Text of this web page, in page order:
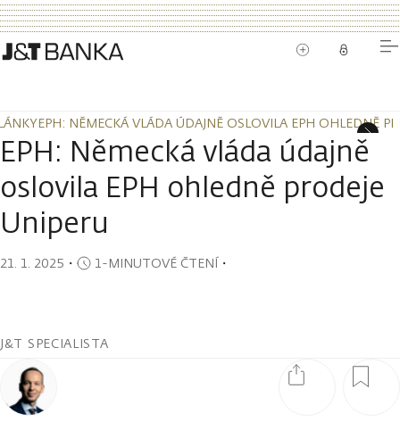
EPH: NĚMECKÁ VLÁDA ÚDAJNĚ OSLOVILA EPH OHLEDNĚ
EPH: NĚMECKÁ VLÁDA ÚDAJNĚ OSLOVILA EPH OHLEDNĚ
EPH: Německá vláda údajně
oslovila EPH ohledně prodeje
Uniperu
21. 1. 2025 ・ 1-MINUTOVÉ ČTENÍ・
J&T SPECIALISTA